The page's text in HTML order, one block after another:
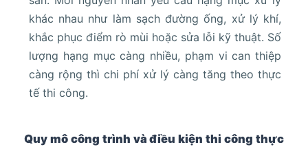
khác nhau như làm sạch đường ống, xử lý khí,
khắc phục điểm rò mùi hoặc sửa lỗi kỹ thuật. Số
lượng hạng mục càng nhiều, phạm vi can thiệp
càng rộng thì chi phí xử lý càng tăng theo thực
tế thi công.
Quy mô công trình và điều kiện thi công thực